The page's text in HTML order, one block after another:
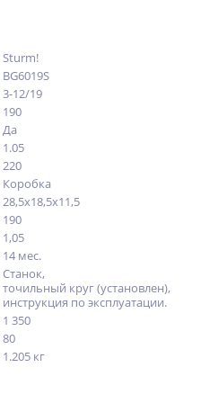
Sturm!
BG6019S
3-12/19
190
Да
1.05
220
Коробка
28,5x18,5x11,5
190
1,05
14 мес.
Станок,
точильный круг (установлен),
инструкция по эксплуатации.
1 350
80
1.205 кг